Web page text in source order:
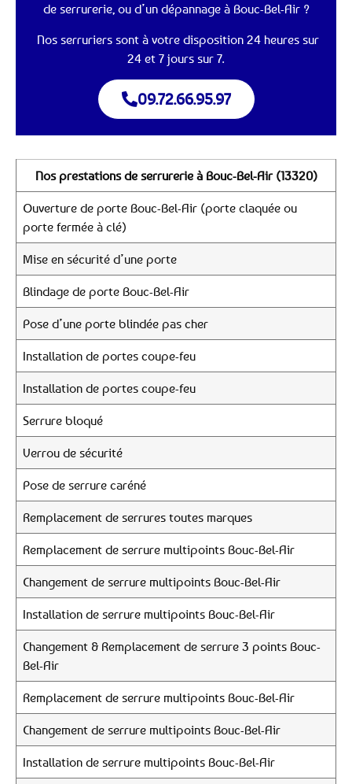
de serrurerie, ou d’un dépannage à Bouc-Bel-Air ?
Nos serruriers sont à votre disposition 24 heures sur
24 et 7 jours sur 7.
09.72.66.95.97
Nos prestations de serrurerie à Bouc-Bel-Air (13320)
Ouverture de porte Bouc-Bel-Air (porte claquée ou
porte fermée à clé)
Mise en sécurité d’une porte
Blindage de porte Bouc-Bel-Air
Pose d’une porte blindée pas cher
Installation de portes coupe-feu
Installation de portes coupe-feu
Serrure bloqué
Verrou de sécurité
Pose de serrure caréné
Remplacement de serrures toutes marques
Remplacement de serrure multipoints Bouc-Bel-Air
Changement de serrure multipoints Bouc-Bel-Air
Installation de serrure multipoints Bouc-Bel-Air
Changement & Remplacement de serrure 3 points Bouc-
Bel-Air
Remplacement de serrure multipoints Bouc-Bel-Air
Changement de serrure multipoints Bouc-Bel-Air
Installation de serrure multipoints Bouc-Bel-Air